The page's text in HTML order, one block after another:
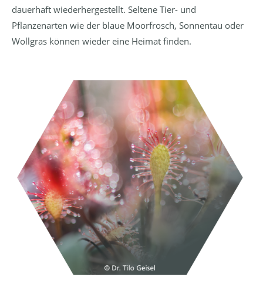
dauerhaft wiederhergestellt. Seltene Tier- und
Pflanzenarten wie der blaue Moorfrosch, Sonnentau oder
Wollgras können wieder eine Heimat finden.